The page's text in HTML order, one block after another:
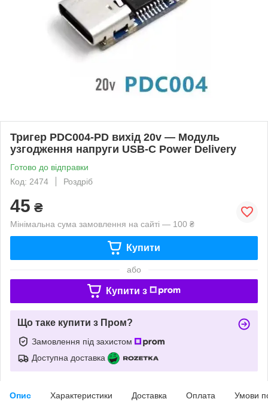
Тригер PDC004-PD вихід 20v — Модуль
узгодження напруги USB-C Power Delivery
Готово до відправки
Код: 2474
Роздріб
45 ₴
Мінімальна сума замовлення на сайті — 100 ₴
Купити
або
Купити з
Що таке купити з Пром?
Замовлення під захистом
Доступна доставка
Опис Характеристики Доставка Оплата Умови